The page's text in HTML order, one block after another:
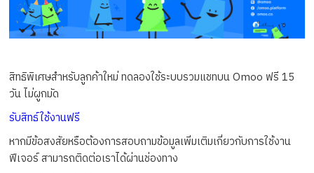
สิทธิพิเศษสำหรับลูกค้าใหม่ ทดลองใช้ระบบรวมแชทบน Omoo ฟรี 15
วัน ไม่ผูกมัด
รับสิทธ์ใช้งานฟรี
หากมีข้อสงสัยหรือต้องการสอบถามข้อมูลเพิ่มเติมเกี่ยวกับการใช้งาน
ฟีเจอร์ สามารถติดต่อเราได้ผ่านช่องทาง